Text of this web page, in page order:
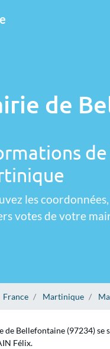
de
les
votes de votre
France Martinique
de Bellefontaine (97234)
Félix.